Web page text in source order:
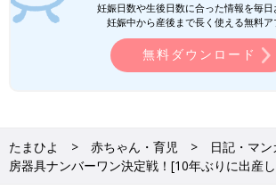
妊娠日数や生後日数に合った情報を毎日
妊娠中から産後まで長く使える無料ア
無料ダウンロード
たまひよ 赤ちゃん・育児 日記・マン
房器具ナンバーワン決定戦！[10年ぶりに出産